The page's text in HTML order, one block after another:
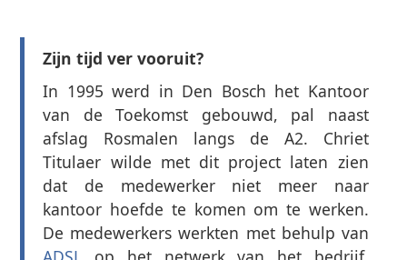
Zijn tijd ver vooruit?
In 1995 werd in Den Bosch het Kantoor
van de Toekomst gebouwd, pal naast
afslag Rosmalen langs de A2. Chriet
Titulaer wilde met dit project laten zien
dat de medewerker niet meer naar
kantoor hoefde te komen om te werken.
De medewerkers werkten met behulp van